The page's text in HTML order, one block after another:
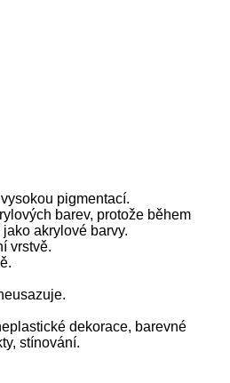
pigmentací.
barev, protože během
akrylové barvy.
vrstvě.
dekorace, barevné
stínování.